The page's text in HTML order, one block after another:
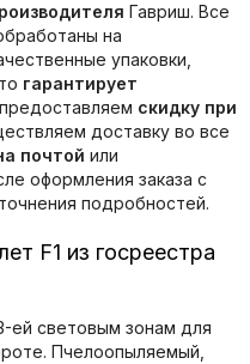
Гавриш. Все
на
упаковки,
гарантирует
скидку при
доставку во все
почтой или
оформления заказа с
подробностей.
F1 из госреестра
ей световым зонам для
Пчелоопыляемый,